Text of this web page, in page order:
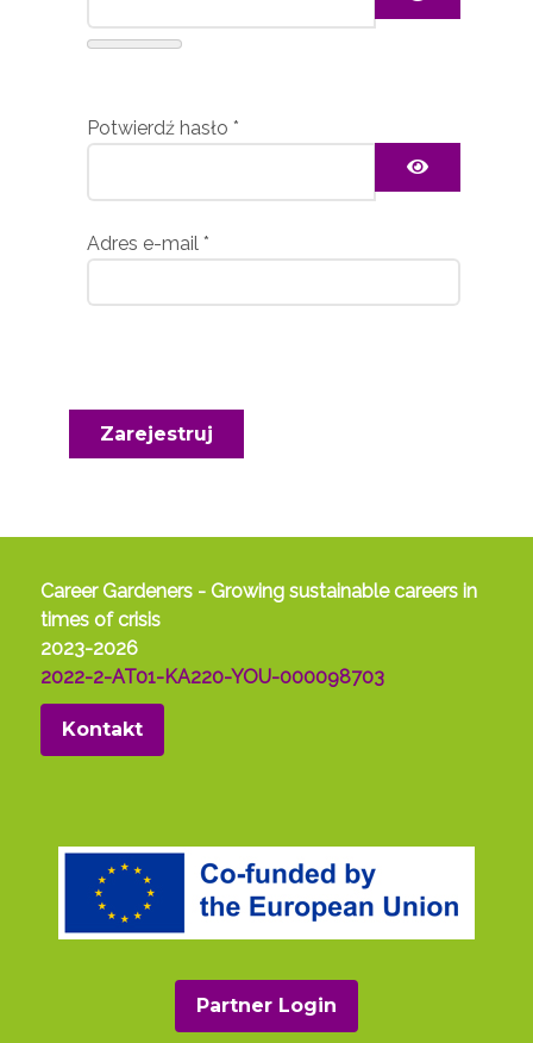
Potwierdź hasło *
Adres e-mail *
Zarejestruj
Career Gardeners - Growing sustainable careers in
times of crisis
2023-2026
2022-2-AT01-KA220-YOU-000098703
Kontakt
Partner Login